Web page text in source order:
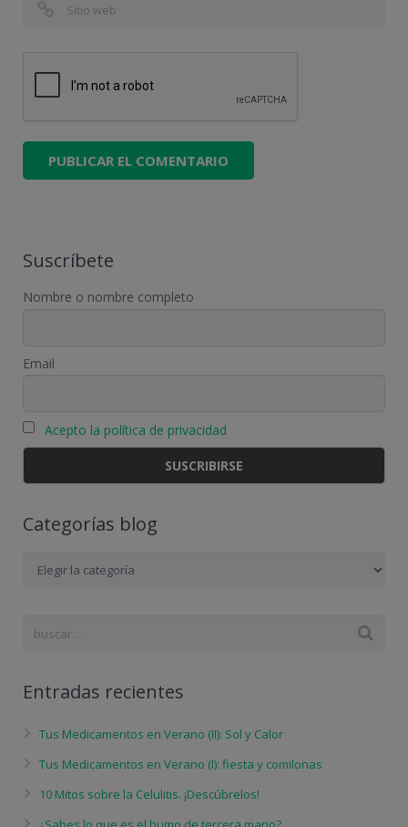
Suscríbete
Nombre o nombre completo
Email
Acepto la política de privacidad
Categorías blog
Entradas recientes
Tus Medicamentos en Verano (II): Sol y Calor
Tus Medicamentos en Verano (I): fiesta y comilonas
10 Mitos sobre la Celulitis. ¡Descúbrelos!